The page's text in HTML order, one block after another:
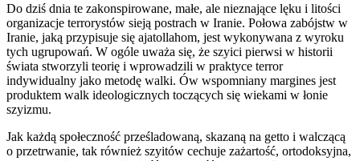
Do dziś dnia te zakonspirowane, małe, ale nieznające lęku i litości
organizacje terrorystów sieją postrach w Iranie. Połowa zabójstw w
Iranie, jaką przypisuje się ajatollahom, jest wykonywana z wyroku
tych ugrupowań. W ogóle uważa się, że szyici pierwsi w historii
świata stworzyli teorię i wprowadzili w praktyce terror
indywidualny jako metodę walki. Ów wspomniany margines jest
produktem walk ideologicznych toczących się wiekami w łonie
szyizmu.
Jak każdą społeczność prześladowaną, skazaną na getto i walczącą
o przetrwanie, tak również szyitów cechuje zażartość, ortodoksyjna,